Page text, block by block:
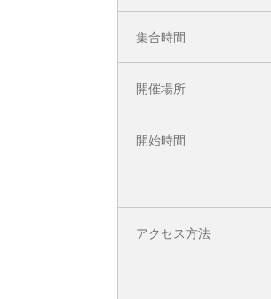
集合時間
開催場所
開始時間
アクセス方法